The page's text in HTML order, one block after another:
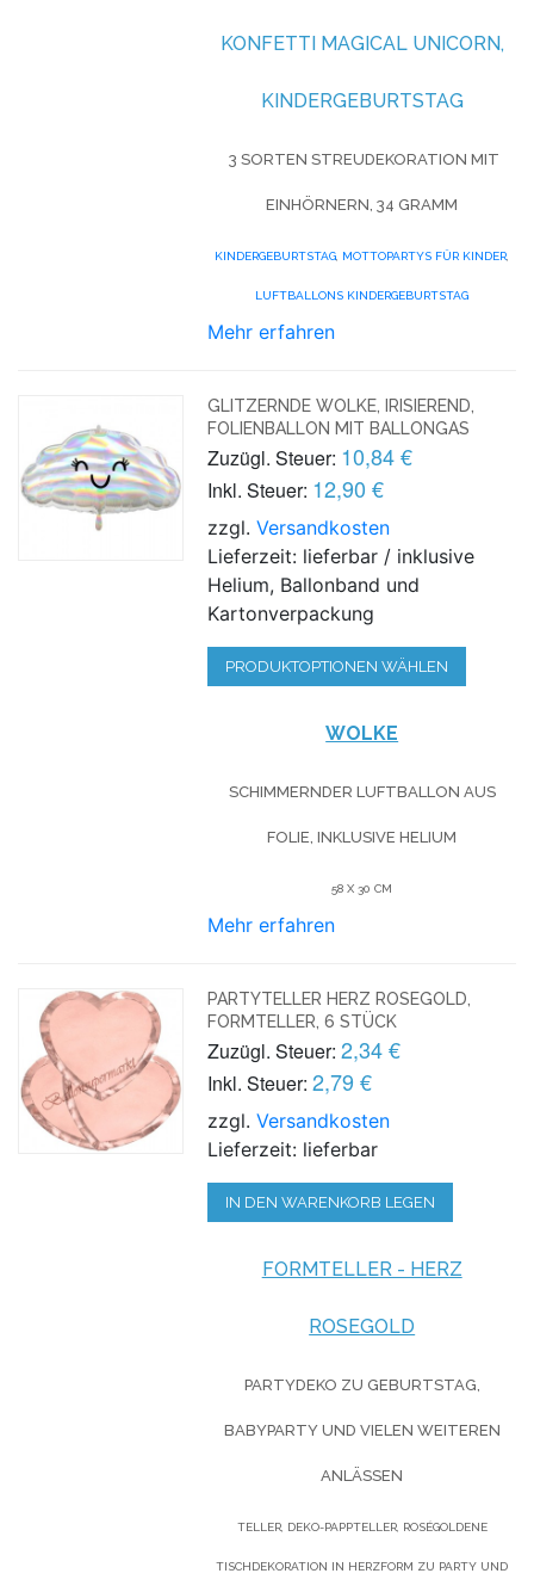
KONFETTI MAGICAL UNICORN,
KINDERGEBURTSTAG
3 SORTEN STREUDEKORATION MIT
EINHÖRNERN, 34 GRAMM
KINDERGEBURTSTAG MOTTOPARTYS FÜR KINDER
LUFTBALLONS KINDERGEBURTSTAG
Mehr erfahren
GLITZERNDE WOLKE, IRISIEREND,
FOLIENBALLON MIT BALLONGAS
Zuzügl. Steuer: 10,84 €
Inkl. Steuer: 12,90 €
zzgl.Versandkosten
Lieferzeit: lieferbar / inklusive
Helium, Ballonband und
Kartonverpackung
PRODUKTOPTIONEN WÄHLEN
WOLKE
SCHIMMERNDER LUFTBALLON AUS
FOLIE, INKLUSIVE HELIUM
58 X 30 CM
Mehr erfahren
PARTYTELLER HERZ ROSEGOLD,
FORMTELLER, 6 STÜCK
Zuzügl. Steuer: 2,34 €
Inkl. Steuer: 2,79 €
zzgl.Versandkosten
Lieferzeit: lieferbar
IN DEN WARENKORB LEGEN
FORMTELLER - HERZ
ROSEGOLD
PARTYDEKO ZU GEBURTSTAG,
BABYPARTY UND VIELEN WEITEREN
ANLÄSSEN
TELLER, DEKO-PAPPTELLER, ROSÉGOLDENE
TISCHDEKORATION IN HERZFORM ZU PARTY UND